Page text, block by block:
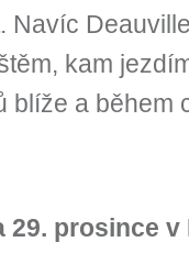
Navíc
kam
blíže a během
29. prosince